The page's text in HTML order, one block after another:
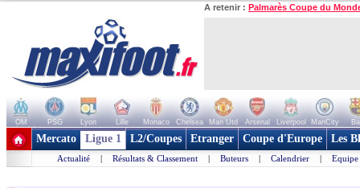
A retenir : Palmarès Coupe du
OM PSG Lyon Lille Monaco Chelsea Man Utd Arsenal Liverpool ManCity
+ de clubs
Mercato Ligue 1 L2/Coupes Etranger Coupe d'Europe Les
Actualité | Résultats & Classement | Buteurs | Calendrier | Equipe